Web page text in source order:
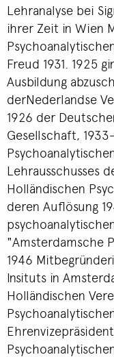
Lehranalyse bei
ihrer Zeit in Wien
Freud 1931. 1925
Ausbildung
derNederlandse
1926 der
Gesellschaft,
Lehrausschusses
Holländischen
deren Auflösung
"Amsterdamsche
1946
Insituts in
Holländischen